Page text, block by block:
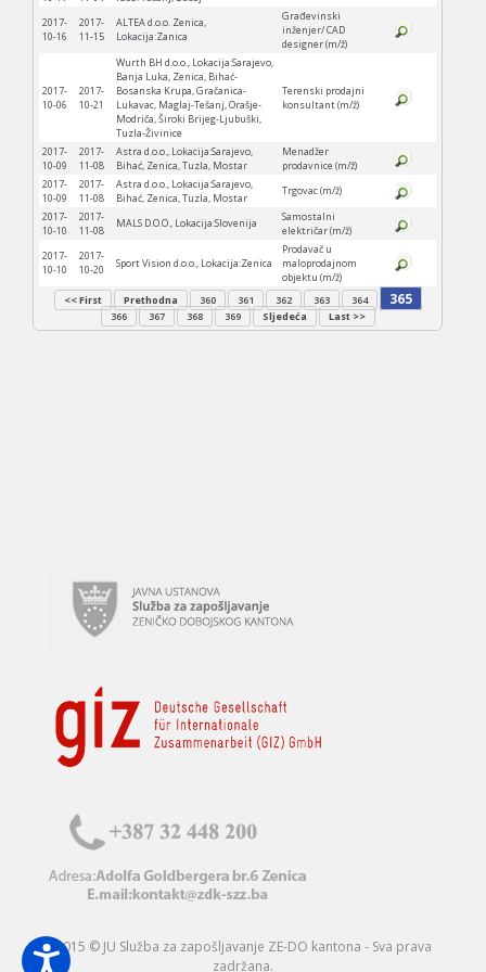
2017-
10-16
2017-
11-15
ALTEA d.o.o. Zenica,
Lokacija:Zanica
Građevinski
inženjer/ CAD
designer (m/ž)
2017-
10-06
2017-
10-21
Wurth BH d.o.o., Lokacija:Sarajevo,
Banja Luka, Zenica, Bihać-
Bosanska Krupa, Gračanica-
Lukavac, Maglaj-Tešanj, Orašje-
Modriča, Široki Brijeg-Ljubuški,
Tuzla-Živinice
Terenski prodajni
konsultant (m/ž)
2017-
10-09
2017-
11-08
Astra d.o.o., Lokacija:Sarajevo,
Bihać, Zenica, Tuzla, Mostar
Menadžer
prodavnice (m/ž)
2017-
10-09
2017-
11-08
Astra d.o.o., Lokacija:Sarajevo,
Bihać, Zenica, Tuzla, Mostar
Trgovac (m/ž)
2017-
10-10
2017-
11-08
MALS D.O.O., Lokacija:Slovenija
Samostalni
električar (m/ž)
2017-
10-10
2017-
10-20
Sport Vision d.o.o., Lokacija:Zenica
Prodavač u
maloprodajnom
objektu (m/ž)
<< First
Prethodna 360 361 362 363 364 365
366 367 368 369 Sljedeća Last >>
2015 © JU Služba za zapošljavanje ZE-DO kantona - Sva prava
zadržana.